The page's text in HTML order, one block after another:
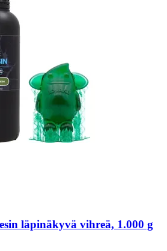
läpinäkyvä vihreä, 1.000 g